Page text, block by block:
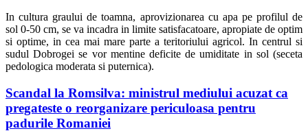
In cultura graului de toamna, aprovizionarea cu apa pe profilul de
sol 0-50 cm, se va incadra in limite satisfacatoare, apropiate de optim
si optime, in cea mai mare parte a teritoriului agricol. In centrul si
sudul Dobrogei se vor mentine deficite de umiditate in sol (seceta
pedologica moderata si puternica).
Scandal la Romsilva: ministrul mediului acuzat ca
pregateste o reorganizare periculoasa pentru
padurile Romaniei